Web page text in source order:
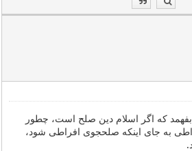
که اگر اسلام دین صلح است، چطور
به جای اینکه صلحجوی افراطی شود،